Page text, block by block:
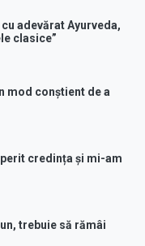
adevărat Ayurveda,
clasice”
mod conștient de a
credința și mi-am
trebuie să rămâi